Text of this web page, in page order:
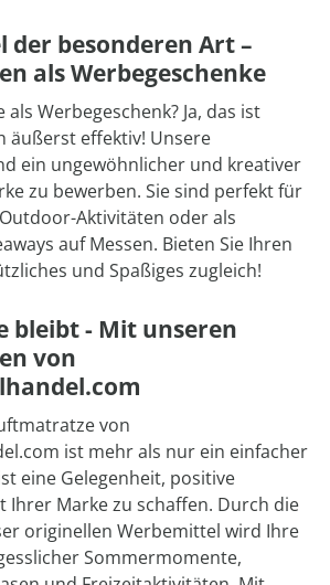
der besonderen Art –
als Werbegeschenke
Werbegeschenk? Ja, das ist
äußerst effektiv! Unsere
ein ungewöhnlicher und kreativer
zu bewerben. Sie sind perfekt für
Aktivitäten oder als
auf Messen. Bieten Sie Ihren
und Spaßiges zugleich!
bleibt - Mit unseren
von
von
ist mehr als nur ein einfacher
eine Gelegenheit, positive
Ihrer Marke zu schaffen. Durch die
originellen Werbemittel wird Ihre
Sommermomente,